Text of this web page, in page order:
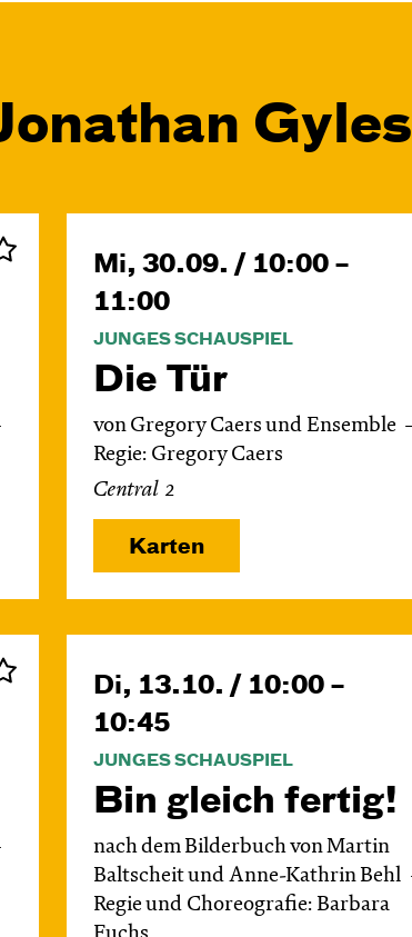
Gyles
Mi, 30.09. / 10:00 –
11:00
JUNGES SCHAUSPIEL
Die Tür
von Gregory Caers und Ensemble
Regie: Gregory Caers
Central 2
Karten
Di, 13.10. / 10:00 –
10:45
JUNGES SCHAUSPIEL
Bin gleich fertig!
nach dem Bilderbuch von Martin
Baltscheit und Anne-Kathrin Behl
Regie und Choreografie: Barbara